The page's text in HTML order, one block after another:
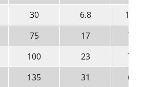
30 6.8
1750
75 17
780
100 23
780
135 31
640